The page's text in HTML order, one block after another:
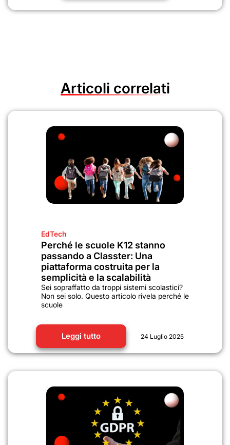
Articoli correlati
EdTech
Perché le scuole K12 stanno
passando a Classter: Una
piattaforma costruita per la
semplicità e la scalabilità
Sei sopraffatto da troppi sistemi scolastici?
Non sei solo. Questo articolo rivela perché le
scuole
Leggi tutto 24 Luglio 2025